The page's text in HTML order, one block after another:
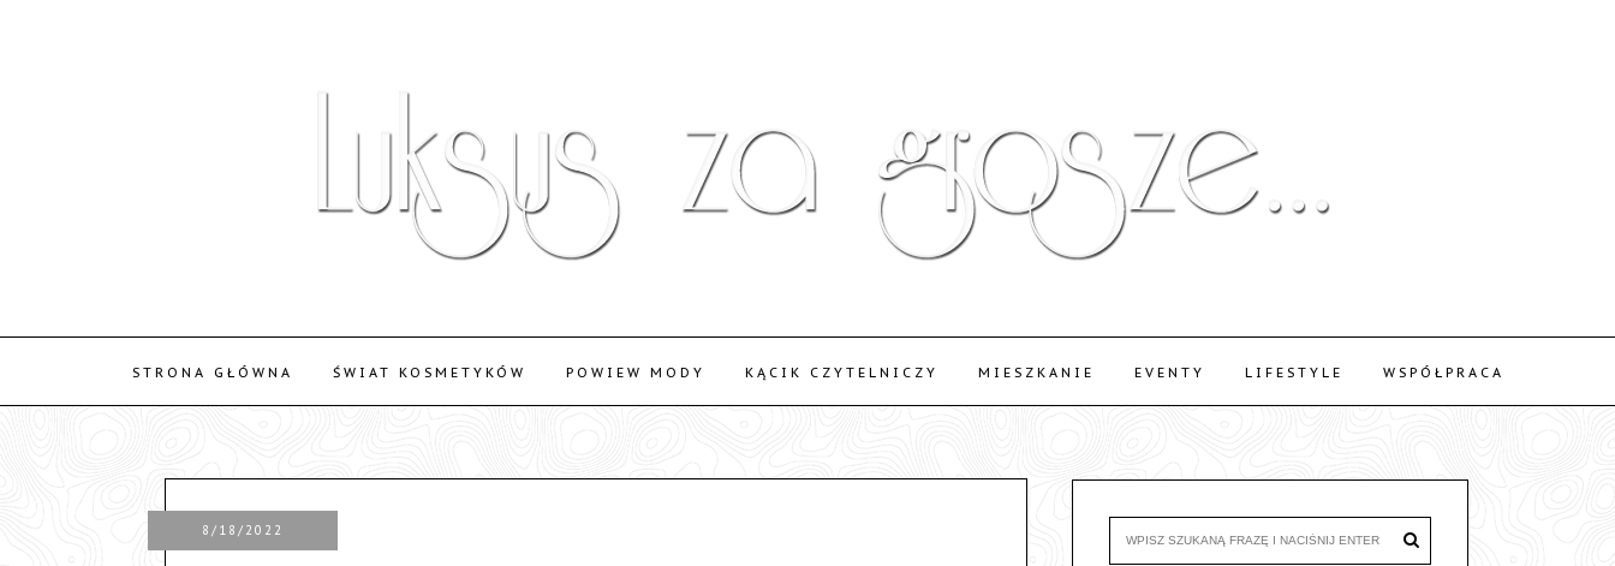
STRONA GŁÓWNA ŚWIAT KOSMETYKÓW POWIEW MODY KĄCIK CZYTELNICZY MIESZKANIE EVENTY LIFESTYLE WSPÓŁPRACA
8/18/2022